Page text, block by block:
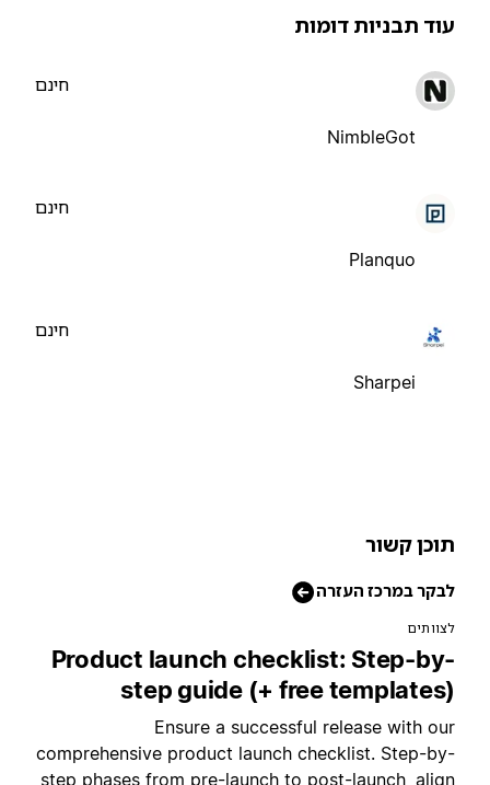
תבניות דומות
NimbleGot
Planquo
Sharpei
קשור
במרכז העזרה
Product launch checklist: Step-
step guide (+ free
Ensure a successful release with
comprehensive product launch checklist. Step-
step phases from pre-launch to post-launch,